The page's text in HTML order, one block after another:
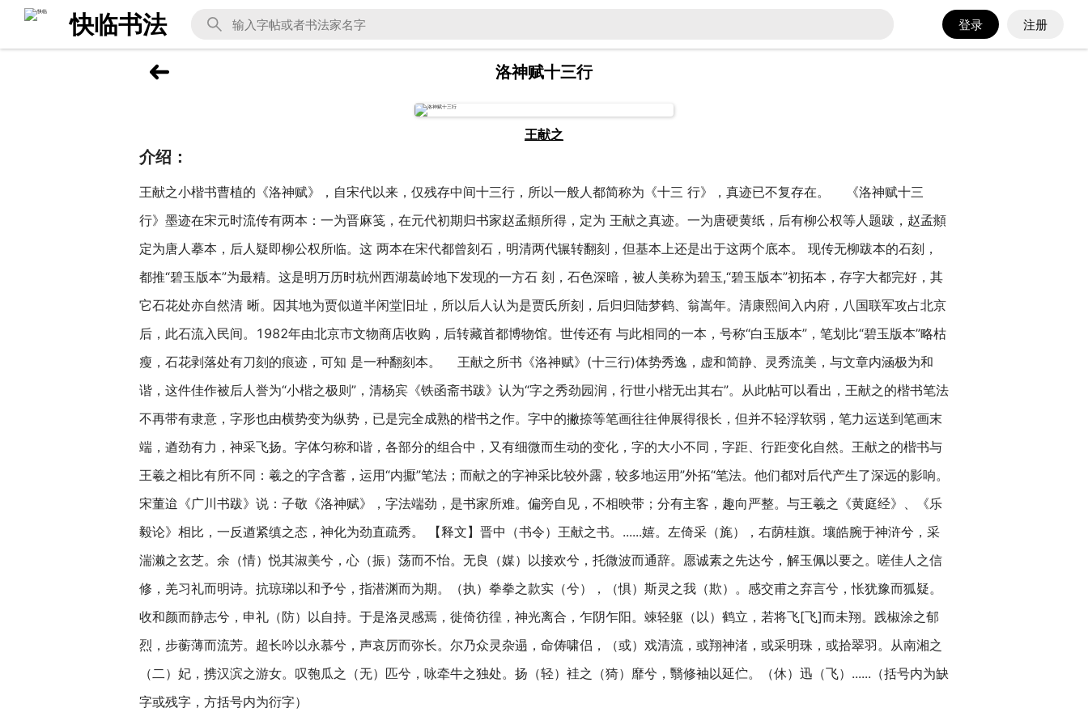
快临书法 注册
登录
洛神赋十三行
王献之
介绍：
王献之小楷书曹植的《洛神赋》，自宋代以来，仅残存中间十三行，所以一般人都简称为《十三 行》，真迹已不复存在。 《洛神赋十三
行》墨迹在宋元时流传有两本：一为晋麻笺，在元代初期归书家赵孟頫所得，定为 王献之真迹。一为唐硬黄纸，后有柳公权等人题跋，赵孟頫
定为唐人摹本，后人疑即柳公权所临。这 两本在宋代都曾刻石，明清两代辗转翻刻，但基本上还是出于这两个底本。 现传无柳跋本的石刻，
都推“碧玉版本”为最精。这是明万历时杭州西湖葛岭地下发现的一方石 刻，石色深暗，被人美称为碧玉,“碧玉版本”初拓本，存字大都完好，其
它石花处亦自然清 晰。因其地为贾似道半闲堂旧址，所以后人认为是贾氏所刻，后归归陆梦鹤、翁嵩年。清康熙间入内府，八国联军攻占北京
后，此石流入民间。1982年由北京市文物商店收购，后转藏首都博物馆。世传还有 与此相同的一本，号称“白玉版本”，笔划比“碧玉版本”略枯
瘦，石花剥落处有刀刻的痕迹，可知 是一种翻刻本。 王献之所书《洛神赋》(十三行)体势秀逸，虚和简静、灵秀流美，与文章内涵极为和
谐，这件佳作被后人誉为“小楷之极则”，清杨宾《铁函斋书跋》认为“字之秀劲园润，行世小楷无出其右”。从此帖可以看出，王献之的楷书笔法
不再带有隶意，字形也由横势变为纵势，已是完全成熟的楷书之作。字中的撇捺等笔画往往伸展得很长，但并不轻浮软弱，笔力运送到笔画末
端，遒劲有力，神采飞扬。字体匀称和谐，各部分的组合中，又有细微而生动的变化，字的大小不同，字距、行距变化自然。王献之的楷书与
王羲之相比有所不同：羲之的字含蓄，运用“内擫”笔法；而献之的字神采比较外露，较多地运用”外拓“笔法。他们都对后代产生了深远的影响。
宋董迨《广川书跋》说：子敬《洛神赋》，字法端劲，是书家所难。偏旁自见，不相映带；分有主客，趣向严整。与王羲之《黄庭经》、《乐
毅论》相比，一反遒紧缜之态，神化为劲直疏秀。 【释文】晋中（书令）王献之书。......嬉。左倚采（旄），右荫桂旗。壤皓腕于神浒兮，采
湍濑之玄芝。余（情）悦其淑美兮，心（振）荡而不怡。无良（媒）以接欢兮，托微波而通辞。愿诚素之先达兮，解玉佩以要之。嗟佳人之信
修，羌习礼而明诗。抗琼珶以和予兮，指潜渊而为期。（执）拳拳之款实（兮），（惧）斯灵之我（欺）。感交甫之弃言兮，怅犹豫而狐疑。
收和颜而静志兮，申礼（防）以自持。于是洛灵感焉，徙倚彷徨，神光离合，乍阴乍阳。竦轻躯（以）鹤立，若将飞[飞]而未翔。践椒涂之郁
烈，步蘅薄而流芳。超长吟以永慕兮，声哀厉而弥长。尔乃众灵杂遢，命俦啸侣，（或）戏清流，或翔神渚，或采明珠，或拾翠羽。从南湘之
（二）妃，携汉滨之游女。叹匏瓜之（无）匹兮，咏牵牛之独处。扬（轻）袿之（猗）靡兮，翳修袖以延伫。（休）迅（飞）......（括号内为缺
字或残字，方括号内为衍字）